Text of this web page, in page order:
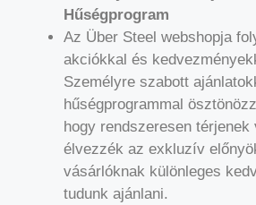
Hűségprogram
Az Über Steel webshopja
akciókkal és
Személyre szabott
hűségprogrammal
hogy rendszeresen
élvezzék az exkluzív
vásárlóknak különleges
tudunk ajánlani.